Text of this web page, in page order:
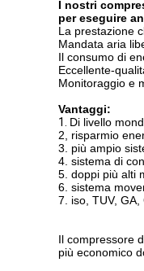
I nostri
per eseguire
La prestazione
Mandata aria
Il consumo di
Eccellente-
Monitoraggio e
Vantaggi:
1. Di livello
2, risparmio
3. più ampio
4. sistema di
5. doppi più alti
6. sistema
7. iso, TUV,
Il compressore
più economico